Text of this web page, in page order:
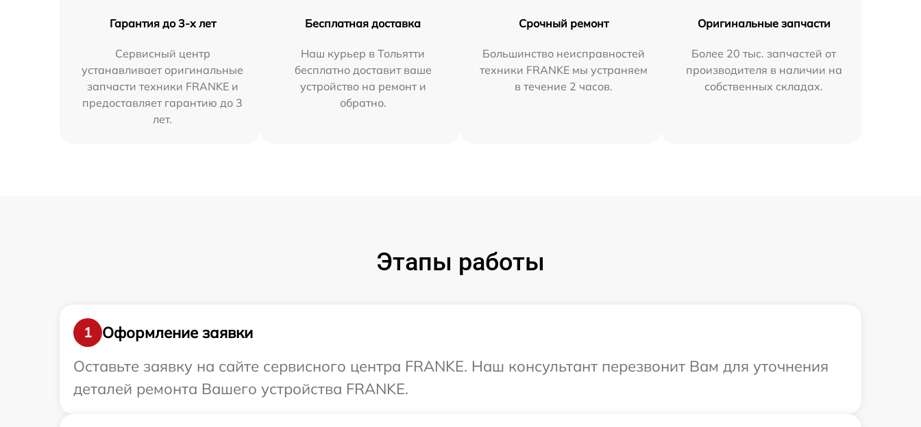
Гарантия до 3-х лет
Сервисный центр
устанавливает оригинальные
запчасти техники FRANKE и
предоставляет гарантию до 3
лет.
Бесплатная доставка
Наш курьер в Тольятти
бесплатно доставит ваше
устройство на ремонт и
обратно.
Срочный ремонт
Большинство неисправностей
техники FRANKE мы устраняем
в течение 2 часов.
Оригинальные запчасти
Более 20 тыс. запчастей от
производителя в наличии на
собственных складах.
Этапы работы
1
Оформление заявки
Оставьте заявку на сайте сервисного центра FRANKE. Наш консультант перезвонит Вам для уточнения
деталей ремонта Вашего устройства FRANKE.